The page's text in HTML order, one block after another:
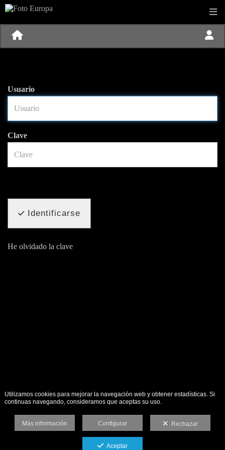
Usuario
Clave
Identificarse
He olvidado la clave
Utilizamos cookies para mejorar la navegación web y obtener estadísticas. Si
continuas navegando, consideramos que aceptas su uso.
Más información Configurar Rechazar
Aceptar